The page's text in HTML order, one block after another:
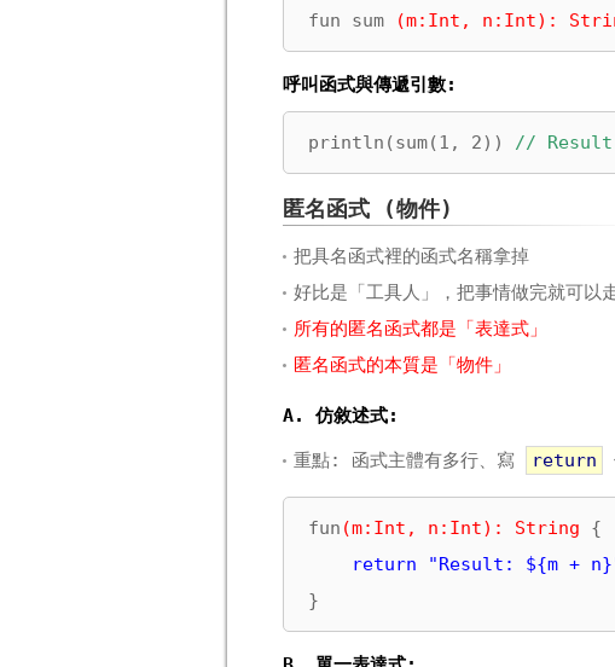
fun sum (m:Int, n:Int):
呼叫函式與傳遞引數:
println(sum(1, 2)) //
匿名函式 (物件)
把具名函式裡的函式名稱拿掉
好比是「工具人」，把事情做完就可以
所有的匿名函式都是「表達式」
匿名函式的本質是「物件」
A. 仿敘述式:
重點: 函式主體有多行、寫 return
fun (m:Int, n:Int): String {
return "Result: ${m +
}